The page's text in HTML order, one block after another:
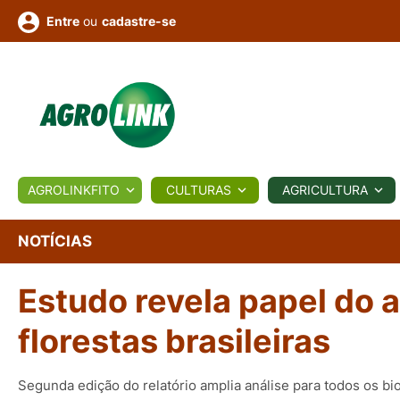
BIOLÓGICOS COTAÇÕES NOTÍCIAS
Conversor Colunistas Eventos
e
Vídeos
Entre ou cadastre-se
AGROLINKFITO CULTURAS AGRICULTURA
NOTÍCIAS
Estudo revela papel do
florestas brasileiras
Segunda edição do relatório amplia análise para todos os